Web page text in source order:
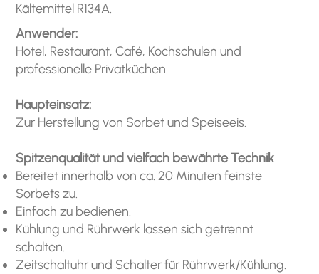
Kältemittel R134A.
Anwender:
Hotel, Restaurant, Café, Kochschulen und
professionelle Privatküchen.
Haupteinsatz:
Zur Herstellung von Sorbet und Speiseeis.
Spitzenqualität und vielfach bewährte Technik
Bereitet innerhalb von ca. 20 Minuten feinste
Sorbets zu.
Einfach zu bedienen.
Kühlung und Rührwerk lassen sich getrennt
schalten.
Zeitschaltuhr und Schalter für Rührwerk/Kühlung.